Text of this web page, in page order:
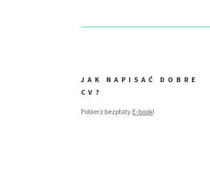
JAK NAPISAĆ DOBRE
CV?
Pobierz bezpłaty E-book!